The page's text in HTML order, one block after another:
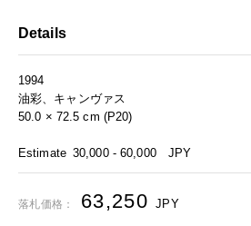
Details
1994
油彩、キャンヴァス
50.0 × 72.5 cm (P20)
Estimate 30,000 - 60,000 JPY
落札価格： 63,250 JPY